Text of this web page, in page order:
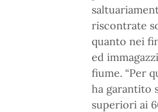
riscontrate
quanto nei
ed
fiume. “Per
ha garantito
superiori ai